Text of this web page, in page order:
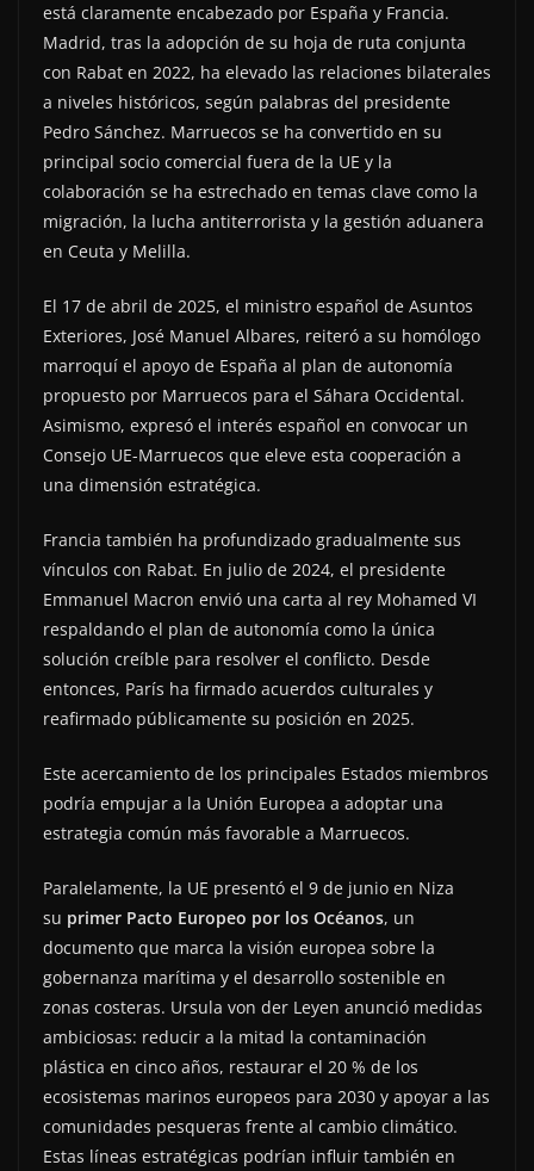
está claramente encabezado por España y Francia.
Madrid, tras la adopción de su hoja de ruta conjunta
con Rabat en 2022, ha elevado las relaciones bilaterales
a niveles históricos, según palabras del presidente
Pedro Sánchez. Marruecos se ha convertido en su
principal socio comercial fuera de la UE y la
colaboración se ha estrechado en temas clave como la
migración, la lucha antiterrorista y la gestión aduanera
en Ceuta y Melilla.
El 17 de abril de 2025, el ministro español de Asuntos
Exteriores, José Manuel Albares, reiteró a su homólogo
marroquí el apoyo de España al plan de autonomía
propuesto por Marruecos para el Sáhara Occidental.
Asimismo, expresó el interés español en convocar un
Consejo UE-Marruecos que eleve esta cooperación a
una dimensión estratégica.
Francia también ha profundizado gradualmente sus
vínculos con Rabat. En julio de 2024, el presidente
Emmanuel Macron envió una carta al rey Mohamed VI
respaldando el plan de autonomía como la única
solución creíble para resolver el conflicto. Desde
entonces, París ha firmado acuerdos culturales y
reafirmado públicamente su posición en 2025.
Este acercamiento de los principales Estados miembros
podría empujar a la Unión Europea a adoptar una
estrategia común más favorable a Marruecos.
Paralelamente, la UE presentó el 9 de junio en Niza
su primer Pacto Europeo por los Océanos, un
documento que marca la visión europea sobre la
gobernanza marítima y el desarrollo sostenible en
zonas costeras. Ursula von der Leyen anunció medidas
ambiciosas: reducir a la mitad la contaminación
plástica en cinco años, restaurar el 20 % de los
ecosistemas marinos europeos para 2030 y apoyar a las
comunidades pesqueras frente al cambio climático.
Estas líneas estratégicas podrían influir también en